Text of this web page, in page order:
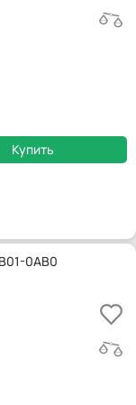
Купить
0AB0